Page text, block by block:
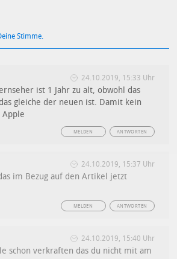
Stimme.
24.10.2019, 15:33 Uhr
ist 1 Jahr zu alt, obwohl das
gleiche der neuen ist. Damit kein
Apple
ANTWORTEN
MELDEN
24.10.2019, 15:37 Uhr
im Bezug auf den Artikel jetzt
ANTWORTEN
MELDEN
24.10.2019, 15:40 Uhr
schon verkraften das du nicht mit am